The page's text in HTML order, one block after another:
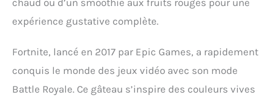
expérience gustative complète.
Fortnite, lancé en 2017 par Epic Games, a rapidement
conquis le monde des jeux vidéo avec son mode
Battle Royale. Ce gâteau s’inspire des couleurs vives